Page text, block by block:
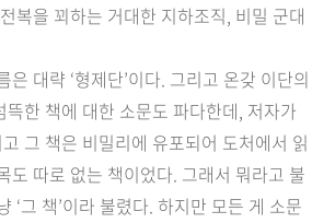
복을 꾀하는 거대한 지하조직, 비밀 군대
은 대략 ‘형제단’이다. 그리고 온갖 이단의
뜩한 책에 대한 소문도 파다한데, 저자가
그 책은 비밀리에 유포되어 도처에서 읽
도 따로 없는 책이었다. 그래서 뭐라고 불
‘그 책’이라 불렸다. 하지만 모든 게 소문